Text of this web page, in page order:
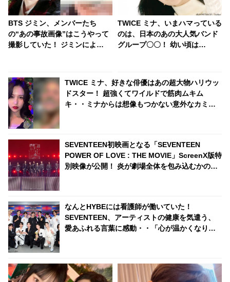
BTS ジミン、メンバーたち
の“あの事故画像”はこうやって
撮影していた！ ジミンによ
来上がりにびっくり＆爆笑
TWICE ミナ、いまハマっている
のは、日本のあの大人気バンド
グループ〇〇！ 幼い頃は
TWICE ミナ、好きな俳優はあの超大物ハリウッ
ドスター！ 超強くてワイルドで筋肉ムキム
キ・・ミナからは想像もつかない意外なカミン
SEVENTEEN初映画となる「SEVENTEEN
POWER OF LOVE : THE MOVIE」ScreenX版特
別映像が公開！ 炎が劇場全体を包み込むかのよ
なんとHYBEには看護師が働いていた！
SEVENTEEN、アーティストの健康を気遣う、
愛あふれる言葉に感動・・「心が温かくなりま